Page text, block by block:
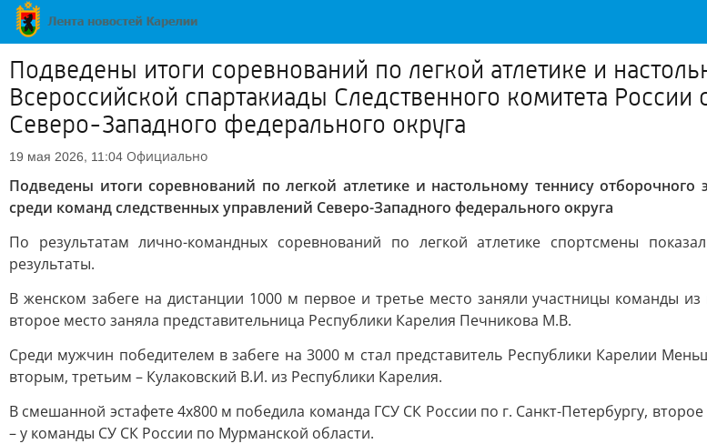
Подведены итоги соревнований по легкой атлетике и
Всероссийской спартакиады Следственного комитета
Северо-Западного федерального округа
19 мая 2026, 11:04 Официально
Подведены итоги соревнований по легкой атлетике и настольному теннису отборочного
среди команд следственных управлений Северо-Западного федерального округа
По результатам лично-командных соревнований по легкой атлетике спортсмены
результаты.
В женском забеге на дистанции 1000 м первое и третье место заняли участницы команды
второе место заняла представительница Республики Карелия Печникова М.В.
Среди мужчин победителем в забеге на 3000 м стал представитель Республики Карелии
вторым, третьим – Кулаковский В.И. из Республики Карелия.
В смешанной эстафете 4х800 м победила команда ГСУ СК России по г. Санкт-Петербургу,
– у команды СУ СК России по Мурманской области.